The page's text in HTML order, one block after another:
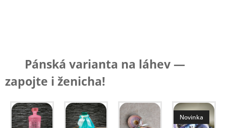
🍾 Pánská varianta na láhev —
zapojte i ženicha!
Novinka